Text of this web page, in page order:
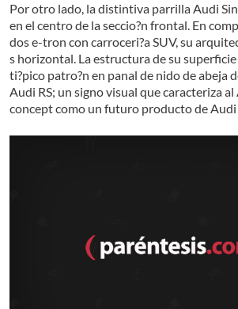
Por otro lado, la distintiva parrilla Audi
en el centro de la seccio?n frontal. En
dos e-tron con carroceri?a SUV, su
s horizontal. La estructura de su
ti?pico patro?n en panal de nido de abeja
Audi RS; un signo visual que caracteriza
concept como un futuro producto de